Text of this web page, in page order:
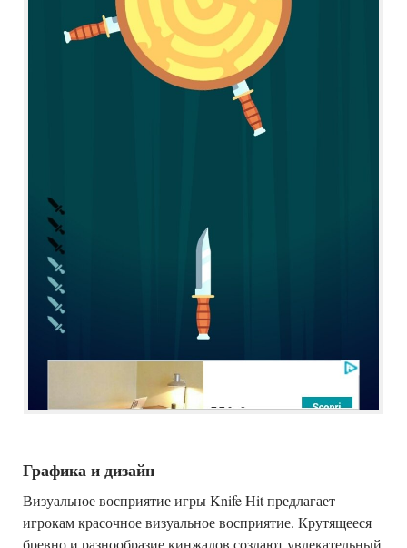
Графика и дизайн
Визуальное восприятие игры Knife Hit предлагает
игрокам красочное визуальное восприятие. Крутящееся
бревно и разнообразие кинжалов создают увлекательный